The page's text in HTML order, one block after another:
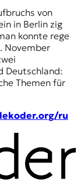
von
in Berlin zig
konnte rege
November
Deutschland:
Themen für
ru